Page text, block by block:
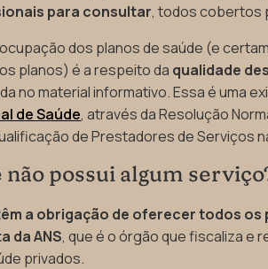
para consultar, todos cobertos
dos planos de saúde (e
planos) é a respeito da qualidade
no material informativo. Essa é uma
de Saúde, através da Resolução
de Prestadores de Serviços
não possui algum
a obrigação de oferecer todos os
da ANS, que é o órgão que fiscaliza e
privados.